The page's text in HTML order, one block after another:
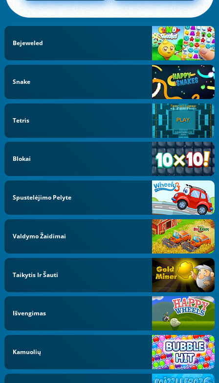
Bejeweled
Snake
Tetris
Blokai
Spustelėjimo Pelyte
Valdymo Žaidimai
Taikytis Ir Šauti
Išvengimas
Kamuolių